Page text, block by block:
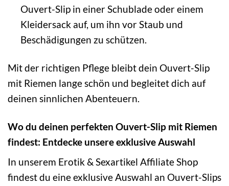
Ouvert-Slip in einer Schublade oder einem
Kleidersack auf, um ihn vor Staub und
Beschädigungen zu schützen.
Mit der richtigen Pflege bleibt dein Ouvert-Slip
mit Riemen lange schön und begleitet dich auf
deinen sinnlichen Abenteuern.
Wo du deinen perfekten Ouvert-Slip mit Riemen
findest: Entdecke unsere exklusive Auswahl
In unserem Erotik & Sexartikel Affiliate Shop
findest du eine exklusive Auswahl an Ouvert-Slips